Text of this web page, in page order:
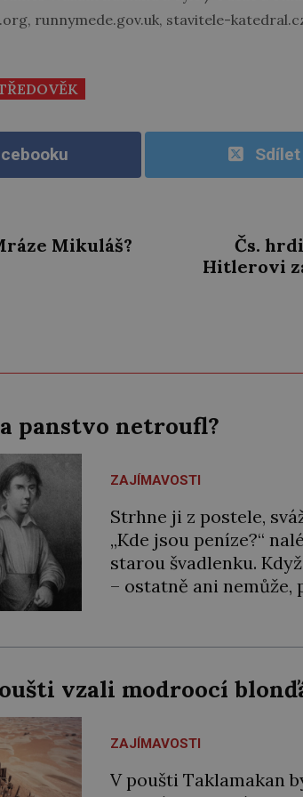
runnymede.gov.uk, stavitele-
Mikuláš?
Čs.
Hitlerovi
panstvo netroufl?
ZAJÍMAVOSTI
Strhne ji z postele,
„Kde jsou peníze?“
starou švadlenku.
– ostatně ani nemůže,
umírá. Je to muž
činy budí hrůzu ještě
smrti […]
vzali modroocí
ZAJÍMAVOSTI
V poušti Taklamakan